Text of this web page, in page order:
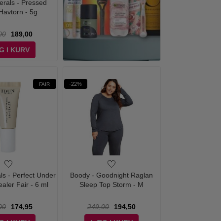
- Pressed
- 5g
189,00
I KURV
FAIR
- Perfect Under
Fair - 6 ml
174,95
-22%
Boody - Goodnight Raglan
Sleep Top Storm - M
249,00
194,50